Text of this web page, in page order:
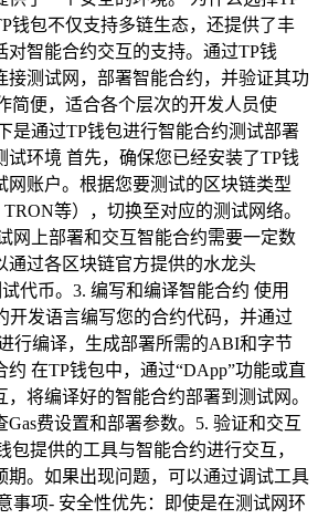
钱包不仅支持多链生态，还提供了丰
对智能合约交互的支持。通过TP钱
接测试网，部署智能合约，并验证其功
简便，适合各个层次的开发人员使
是通过TP钱包进行智能合约测试部署
试环境 首先，确保您已经安装了TP钱
网账户。根据您要测试的区块链类型
TRON等），切换至对应的测试网络。
网上部署和交互智能合约需要一定数
通过各区块链官方提供的水龙头
试代币。3. 编写和编译智能合约 使用
开发语言编写您的合约代码，并通过
行编译，生成部署所需的ABI和字节
在TP钱包中，通过“DApp”功能或直
将编译好的智能合约部署到测试网。
费设置和部署参数。5. 验证和交互
包提供的工具与智能合约进行交互，
期。如果出现问题，可以通过调试工具
事项- 安全性优先：即使是在测试网环